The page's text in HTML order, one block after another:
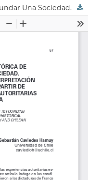
La Posibilidad Histórica De Refundar Una Sociedad. Elementos De Interpretación Sociohistórica A Partir De Las Experiencias Autoritarias Española Y Chilena